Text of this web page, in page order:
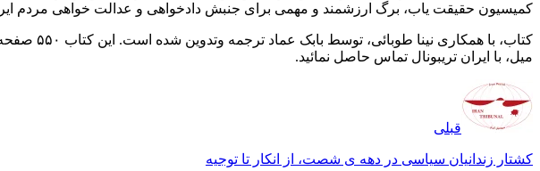
کمیسیون حقیقت‏ یاب، برگ ارزشمند و مهمی برای جنبش دادخواهی و عدالت‏ خواهی مردم
کتاب،
میل، با ایران تریبونال تماس حاصل نمائید.
قبلی
کشتار زندانیان سیاسی در دهه‏ ی شصت، از انکار تا توجیه